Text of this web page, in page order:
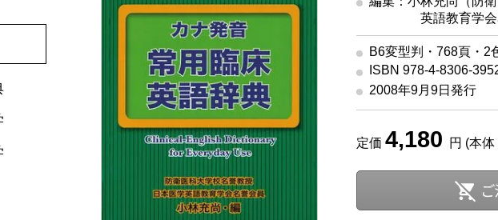
英語教育学会
B6変型判・768頁・2
ISBN 978-4-8306-
2008年9月9日発行
定価 4,180 円 (本